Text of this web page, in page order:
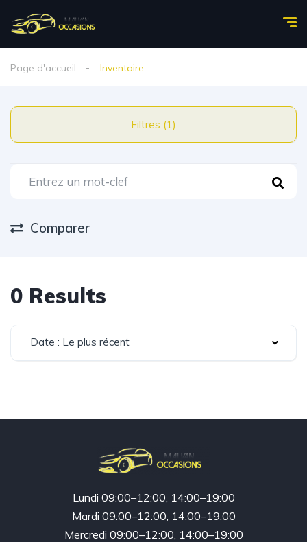
Page d'accueil Inventaire
Filtres (1)
Comparer
0 Results
Date : Le plus récent
Lundi 09:00–12:00, 14:00–19:00
Mardi 09:00–12:00, 14:00–19:00
Mercredi 09:00–12:00, 14:00–19:00